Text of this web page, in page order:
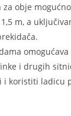
obje
m, a
omogućava
i drugih
i koristiti ladicu